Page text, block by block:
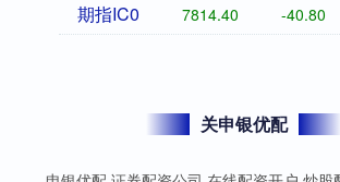
期指IC0 7814.40 -40.80
关申银优配